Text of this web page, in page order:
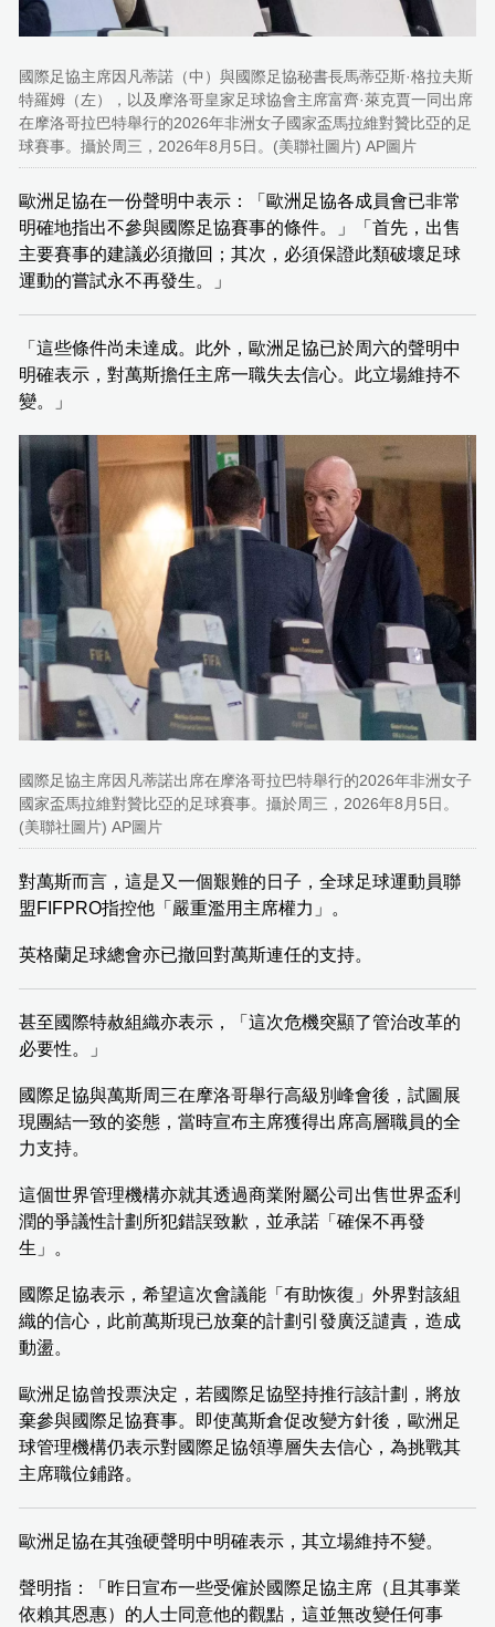
國際足協主席因凡蒂諾（中）與國際足協秘書長馬蒂亞斯·格拉夫斯
特羅姆（左），以及摩洛哥皇家足球協會主席富齊·萊克賈一同出席
在摩洛哥拉巴特舉行的2026年非洲女子國家盃馬拉維對贊比亞的足
球賽事。攝於周三，2026年8月5日。(美聯社圖片) AP圖片
歐洲足協在一份聲明中表示：「歐洲足協各成員會已非常
明確地指出不參與國際足協賽事的條件。」「首先，出售
主要賽事的建議必須撤回；其次，必須保證此類破壞足球
運動的嘗試永不再發生。」
「這些條件尚未達成。此外，歐洲足協已於周六的聲明中
明確表示，對萬斯擔任主席一職失去信心。此立場維持不
變。」
國際足協主席因凡蒂諾出席在摩洛哥拉巴特舉行的2026年非洲女子
國家盃馬拉維對贊比亞的足球賽事。攝於周三，2026年8月5日。
(美聯社圖片) AP圖片
對萬斯而言，這是又一個艱難的日子，全球足球運動員聯
盟FIFPRO指控他「嚴重濫用主席權力」。
英格蘭足球總會亦已撤回對萬斯連任的支持。
甚至國際特赦組織亦表示，「這次危機突顯了管治改革的
必要性。」
國際足協與萬斯周三在摩洛哥舉行高級別峰會後，試圖展
現團結一致的姿態，當時宣布主席獲得出席高層職員的全
力支持。
這個世界管理機構亦就其透過商業附屬公司出售世界盃利
潤的爭議性計劃所犯錯誤致歉，並承諾「確保不再發
生」。
國際足協表示，希望這次會議能「有助恢復」外界對該組
織的信心，此前萬斯現已放棄的計劃引發廣泛譴責，造成
動盪。
歐洲足協曾投票決定，若國際足協堅持推行該計劃，將放
棄參與國際足協賽事。即使萬斯倉促改變方針後，歐洲足
球管理機構仍表示對國際足協領導層失去信心，為挑戰其
主席職位鋪路。
歐洲足協在其強硬聲明中明確表示，其立場維持不變。
聲明指：「昨日宣布一些受僱於國際足協主席（且其事業
依賴其恩惠）的人士同意他的觀點，這並無改變任何事